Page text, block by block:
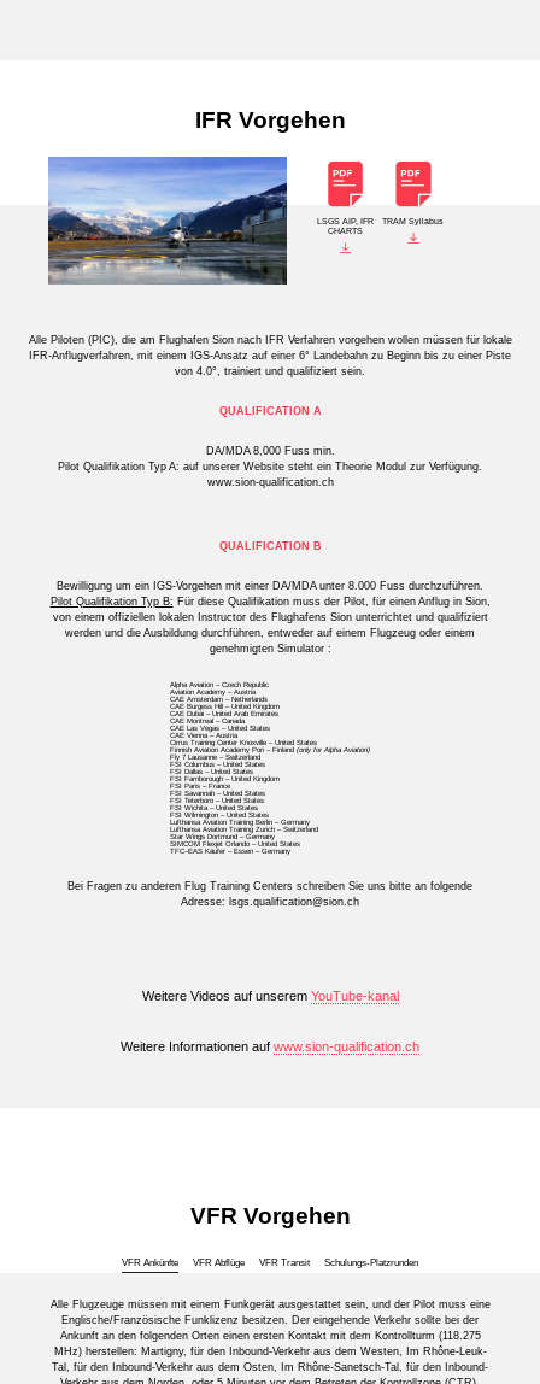
IFR Vorgehen
LSGS AIP, IFR
CHARTS
TRAM Syllabus
Alle Piloten (PIC), die am Flughafen Sion nach IFR Verfahren vorgehen wollen müssen für lokale
IFR-Anflugverfahren, mit einem IGS-Ansatz auf einer 6° Landebahn zu Beginn bis zu einer Piste
von 4.0°, trainiert und qualifiziert sein.
QUALIFICATION A
DA/MDA 8,000 Fuss min.
Pilot Qualifikation Typ A: auf unserer Website steht ein Theorie Modul zur Verfügung.
www.sion-qualification.ch
QUALIFICATION B
Bewilligung um ein IGS-Vorgehen mit einer DA/MDA unter 8.000 Fuss durchzuführen.
Pilot Qualifikation Typ B: Für diese Qualifikation muss der Pilot, für einen Anflug in Sion,
von einem offiziellen lokalen Instructor des Flughafens Sion unterrichtet und qualifiziert
werden und die Ausbildung durchführen, entweder auf einem Flugzeug oder einem
genehmigten Simulator :
Alpha Aviation – Czech Republic
Aviation Academy – Austria
CAE Amsterdam – Netherlands
CAE Burgess Hill – United Kingdom
CAE Dubai – United Arab Emirates
CAE Montreal – Canada
CAE Las Vegas – United States
CAE Vienna – Austria
Cirrus Training Center Knoxville – United States
Finnish Aviation Academy Pori – Finland (only for Alpha Aviation)
Fly 7 Lausanne – Switzerland
FSI Columbus – United States
FSI Dallas – United States
FSI Farnborough – United Kingdom
FSI Paris – France
FSI Savannah – United States
FSI Teterboro – United States
FSI Wichita – United States
FSI Wilmington – United States
Lufthansa Aviation Training Berlin – Germany
Lufthansa Aviation Training Zurich – Switzerland
Star Wings Dortmund – Germany
SIMCOM Flexjet Orlando – United States
TFC–EAS Käufer – Essen – Germany
Bei Fragen zu anderen Flug Training Centers schreiben Sie uns bitte an folgende
Adresse: lsgs.qualification@sion.ch
Weitere Videos auf unserem YouTube-kanal
Weitere Informationen auf www.sion-qualification.ch
VFR Vorgehen
VFR Ankünfte VFR Abflüge VFR Transit Schulungs-Platzrunden
Alle Flugzeuge müssen mit einem Funkgerät ausgestattet sein, und der Pilot muss eine
Englische/Französische Funklizenz besitzen. Der eingehende Verkehr sollte bei der
Ankunft an den folgenden Orten einen ersten Kontakt mit dem Kontrollturm (118.275
MHz) herstellen: Martigny, für den Inbound-Verkehr aus dem Westen, Im Rhône-Leuk-
Tal, für den Inbound-Verkehr aus dem Osten, Im Rhône-Sanetsch-Tal, für den Inbound-